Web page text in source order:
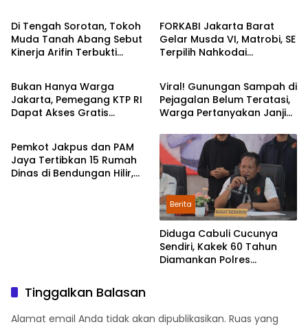
Di Tengah Sorotan, Tokoh
Muda Tanah Abang Sebut
Kinerja Arifin Terbukti
FORKABI Jakarta Barat
Gelar Musda VI, Matrobi, SE
Terpilih Nahkodai
Provinsi DKI Jakarta
Bukan Hanya Warga
Jakarta, Pemegang KTP RI
Dapat Akses Gratis
Provinsi DKI Jakarta
Viral! Gunungan Sampah di
Pejagalan Belum Teratasi,
Warga Pertanyakan Janji
Walikota Jakarta Pusat
Pemkot Jakpus dan PAM
Jaya Tertibkan 15 Rumah
Dinas di Bendungan Hilir,
Berita
Diduga Cabuli Cucunya
Sendiri, Kakek 60 Tahun
Diamankan Polres
Tinggalkan Balasan
Alamat email Anda tidak akan dipublikasikan. Ruas yang